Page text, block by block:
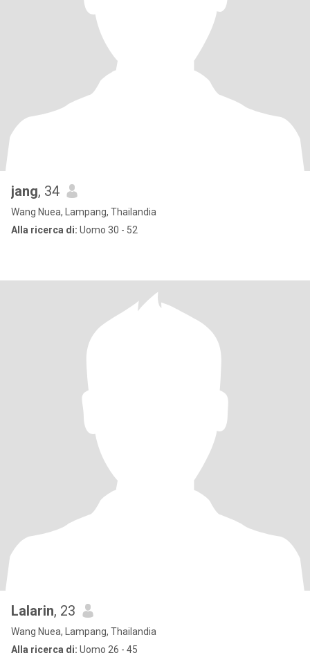
jang, 34
Wang Nuea, Lampang, Thailandia
Alla ricerca di: Uomo 30 - 52
Lalarin, 23
Wang Nuea, Lampang, Thailandia
Alla ricerca di: Uomo 26 - 45